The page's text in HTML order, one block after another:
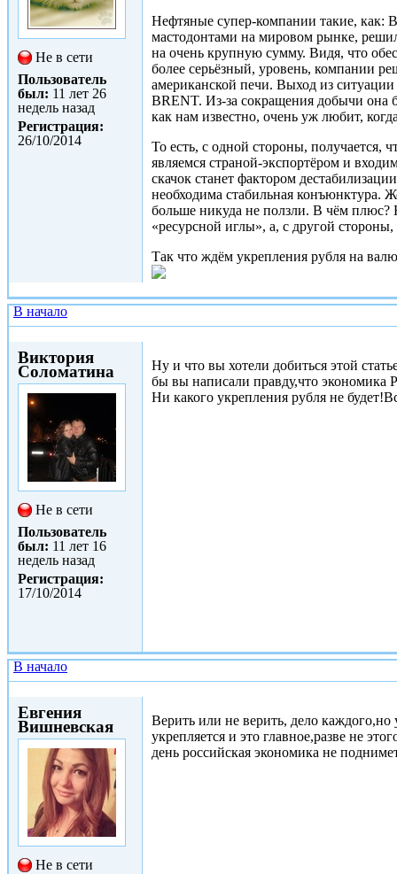
Не в сети
Пользователь
был: 11 лет 26
недель назад
Регистрация:
26/10/2014
Нефтяные супер-компании такие, как:
мастодонтами на мировом рынке,
на очень крупную сумму. Видя, что
более серьёзный, уровень, компании
американской печи. Выход из
BRENT. Из-за сокращения добычи она
как нам известно, очень уж любит,
То есть, с одной стороны, получается,
являемся страной-экспортёром и
скачок станет фактором
необходима стабильная конъюнктура.
больше никуда не ползли. В чём плюс?
«ресурсной иглы», а, с другой
Так что ждём укрепления рубля на
В начало
Виктория
Соломатина
Не в сети
Пользователь
был: 11 лет 16
недель назад
Регистрация:
17/10/2014
Ну и что вы хотели добиться этой
бы вы написали правду,что экономика
Ни какого укрепления рубля не
В начало
Евгения
Вишневская
Не в сети
Верить или не верить, дело
укрепляется и это главное,разве не
день российская экономика не